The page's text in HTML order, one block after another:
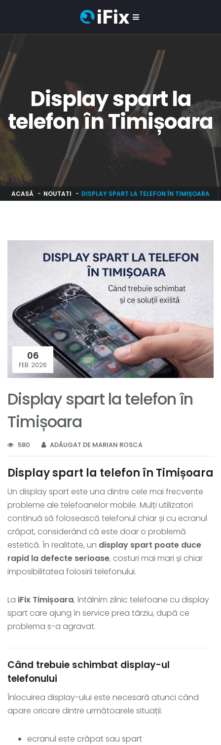
Display spart la
telefon în Timișoara
ACASĂ NOUTATI DISPLAY SPART LA TELEFON ÎN TIMIȘOARA
06
FEB. 2026
Display spart la telefon în
Timișoara
580 ADĂUGAT DE MARIAN ROSCA
Display spart la telefon în Timișoara
Un display spart este una dintre cele mai frecvente
probleme ale telefoanelor mobile. Mulți utilizatori
continuă să folosească telefonul chiar și cu ecranul
crăpat, considerând că este doar o problemă
estetică. În realitate, un display spart poate duce
rapid la defecte serioase, costuri mai mari și chiar
imposibilitatea folosirii telefonului.
La iFix Timișoara, întâlnim zilnic telefoane cu display
spart care ajung în service prea târziu, după ce
problema s-a agravat.
Când trebuie schimbat display-ul
telefonului
Înlocuirea display-ului este necesară atunci când
apare oricare dintre următoarele situații:
ecranul este crăpat sau spart